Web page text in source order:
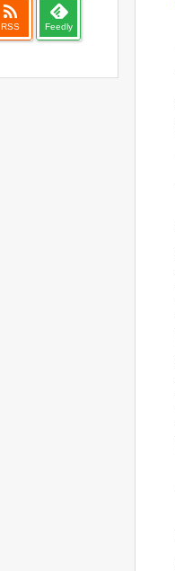

RSS Feedly